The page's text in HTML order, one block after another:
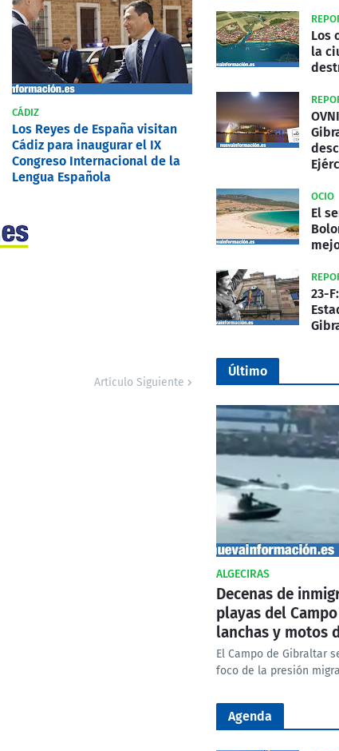
CÁDIZ
Los Reyes de España visitan
Cádiz para inaugurar el IX
Congreso Internacional de la
Lengua Española
Artículo Siguiente
Los
la
OCIO
El
23-
Último
ALGECIRAS
Decenas de
playas del
lanchas y motos
El Campo de Gibraltar
foco de la presión
Agenda